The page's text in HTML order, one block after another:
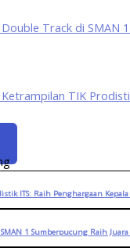
Track di SMAN
TIK
ITS: Raih Penghargaan
SMAN 1 Sumberpucung Raih